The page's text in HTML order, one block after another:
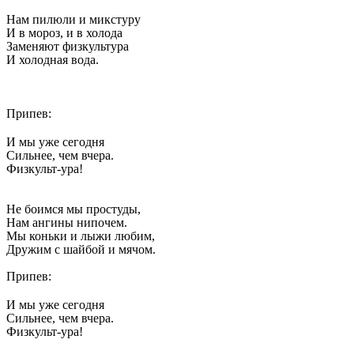
Нам пилюли и микстуру
И в мороз, и в холода
Заменяют физкультура
И холодная вода.
Припев:
И мы уже сегодня
Сильнее, чем вчера.
Физкульт-ура!
Не боимся мы простуды,
Нам ангины нипочем.
Мы коньки и лыжи любим,
Дружим с шайбой и мячом.
Припев:
И мы уже сегодня
Сильнее, чем вчера.
Физкульт-ура!